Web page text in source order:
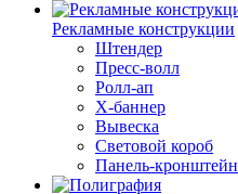
Рекламные конструкции
Штендер
Пресс-волл
Ролл-ап
Х-баннер
Вывеска
Световой короб
Панель-кронштейн